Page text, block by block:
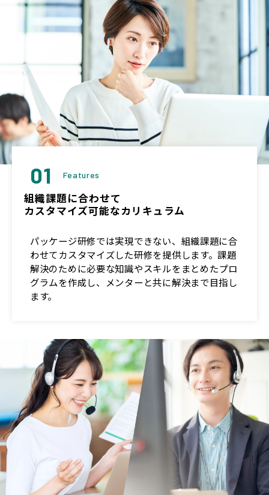
01 Features
組織課題に合わせて
カスタマイズ可能なカリキュラム
パッケージ研修では実現できない、組織課題に合
わせてカスタマイズした研修を提供します。課題
解決のために必要な知識やスキルをまとめたプロ
グラムを作成し、メンターと共に解決まで目指し
ます。